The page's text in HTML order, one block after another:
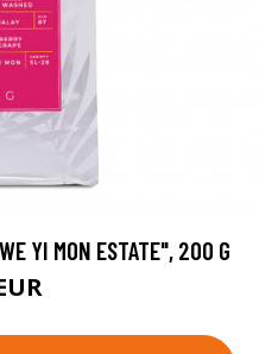
YI MON ESTATE", 200 G